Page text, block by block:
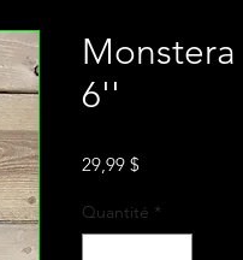
6''
29,99 $Prix
Quantité *